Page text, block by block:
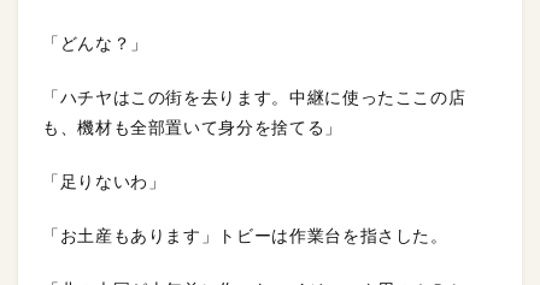
「どんな？」
「ハチヤはこの街を去ります。中継に使ったここの店
も、機材も全部置いて身分を捨てる」
「足りないわ」
「お土産もあります」トビーは作業台を指さした。